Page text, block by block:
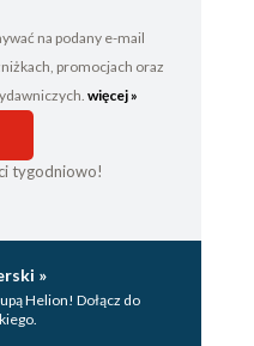
na podany e-mail
promocjach oraz
więcej »
tygodniowo!
»
Helion! Dołącz do